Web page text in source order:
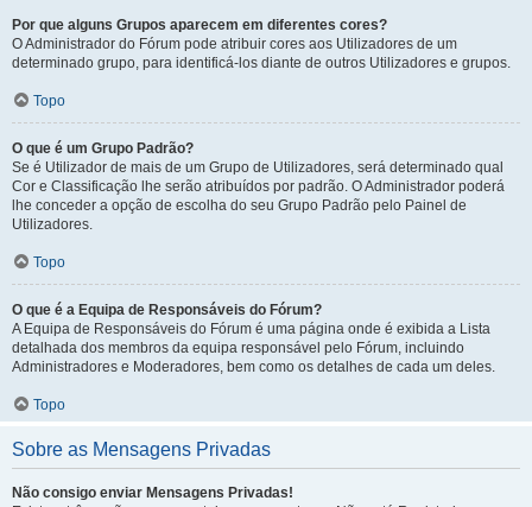
Por que alguns Grupos aparecem em diferentes cores?
O Administrador do Fórum pode atribuir cores aos Utilizadores de um
determinado grupo, para identificá-los diante de outros Utilizadores e grupos.
Topo
O que é um Grupo Padrão?
Se é Utilizador de mais de um Grupo de Utilizadores, será determinado qual
Cor e Classificação lhe serão atribuídos por padrão. O Administrador poderá
lhe conceder a opção de escolha do seu Grupo Padrão pelo Painel de
Utilizadores.
Topo
O que é a Equipa de Responsáveis do Fórum?
A Equipa de Responsáveis do Fórum é uma página onde é exibida a Lista
detalhada dos membros da equipa responsável pelo Fórum, incluindo
Administradores e Moderadores, bem como os detalhes de cada um deles.
Topo
Sobre as Mensagens Privadas
Não consigo enviar Mensagens Privadas!